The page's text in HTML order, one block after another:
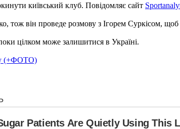
київський клуб. Повідомляє сайт
тож він проведе розмову з Ігорем Суркісом,
цілком може залишитися в Україні.
(+ФОТО)